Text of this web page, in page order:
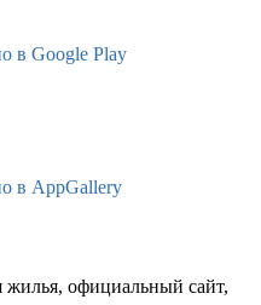
в Google Play
в AppGallery
жилья, официальный сайт,